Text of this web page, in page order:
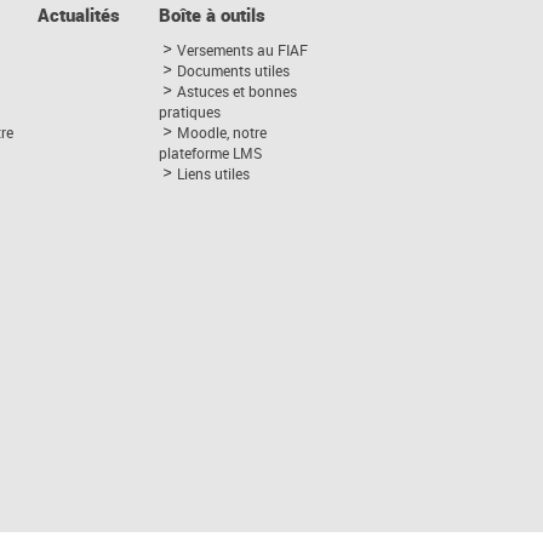
Actualités Boîte à outils
Versements au FIAF
Documents utiles
Astuces et bonnes
pratiques
Moodle, notre
plateforme LMS
Liens utiles